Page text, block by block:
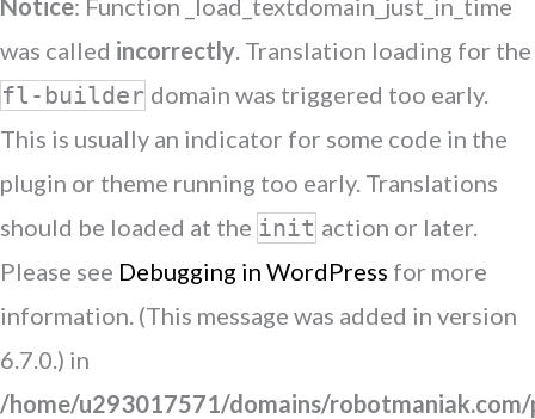
Notice: Function _load_textdomain_just_in_time
was called incorrectly. Translation loading for the
fl-builder domain was triggered too early.
This is usually an indicator for some code in the
plugin or theme running too early. Translations
should be loaded at the init action or later.
Please see Debugging in WordPress for more
information. (This message was added in version
6.7.0.) in
/home/u293017571/domains/